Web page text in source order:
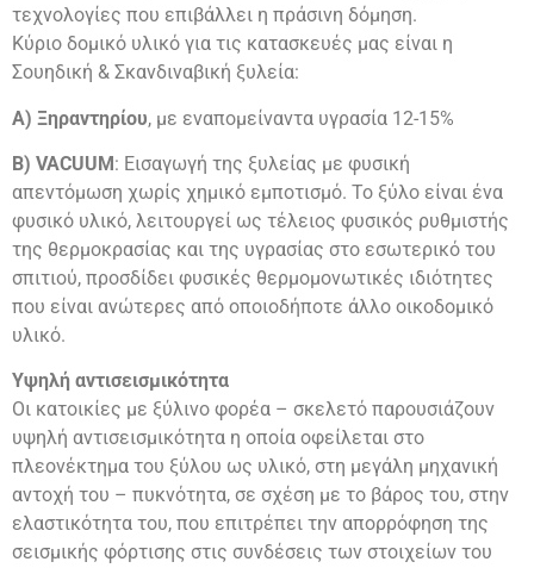
τεχνολογίες που επιβάλλει η πράσινη δόμηση.
Κύριο δομικό υλικό για τις κατασκευές μας είναι η
Σουηδική & Σκανδιναβική ξυλεία:
Α) Ξηραντηρίου, με εναπομείναντα υγρασία 12-15%
Β) VACUUM: Εισαγωγή της ξυλείας με φυσική
απεντόμωση χωρίς χημικό εμποτισμό. Το ξύλο είναι ένα
φυσικό υλικό, λειτουργεί ως τέλειος φυσικός ρυθμιστής
της θερμοκρασίας και της υγρασίας στο εσωτερικό του
σπιτιού, προσδίδει φυσικές θερμομονωτικές ιδιότητες
που είναι ανώτερες από οποιοδήποτε άλλο οικοδομικό
υλικό.
Υψηλή αντισεισμικότητα
Οι κατοικίες με ξύλινο φορέα – σκελετό παρουσιάζουν
υψηλή αντισεισμικότητα η οποία οφείλεται στο
πλεονέκτημα του ξύλου ως υλικό, στη μεγάλη μηχανική
αντοχή του – πυκνότητα, σε σχέση με το βάρος του, στην
ελαστικότητα του, που επιτρέπει την απορρόφηση της
σεισμικής φόρτισης στις συνδέσεις των στοιχείων του